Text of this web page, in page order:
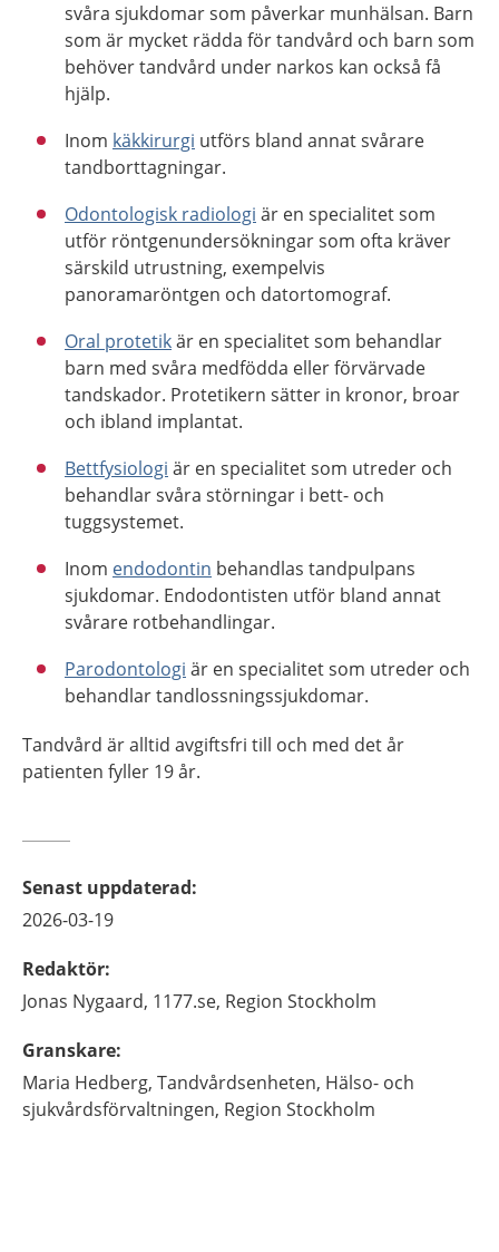
svåra sjukdomar som påverkar munhälsan. Barn
som är mycket rädda för tandvård och barn som
behöver tandvård under narkos kan också få
hjälp.
Inom käkkirurgi utförs bland annat svårare
tandborttagningar.
Odontologisk radiologi är en specialitet som
utför röntgenundersökningar som ofta kräver
särskild utrustning, exempelvis
panoramaröntgen och datortomograf.
Oral protetikär en specialitet som behandlar
barn med svåra medfödda eller förvärvade
tandskador. Protetikern sätter in kronor, broar
och ibland implantat.
Bettfysiologi är en specialitet som utreder och
behandlar svåra störningar i bett- och
tuggsystemet.
Inom endodontin behandlas tandpulpans
sjukdomar. Endodontisten utför bland annat
svårare rotbehandlingar.
Parodontologi är en specialitet som utreder och
behandlar tandlossningssjukdomar.
Tandvård är alltid avgiftsfri till och med det år
patienten fyller 19 år.
Senast uppdaterad:
2026-03-19
Redaktör:
Jonas Nygaard, 1177.se, Region Stockholm
Granskare:
Maria Hedberg, Tandvårdsenheten, Hälso- och
sjukvårdsförvaltningen, Region Stockholm